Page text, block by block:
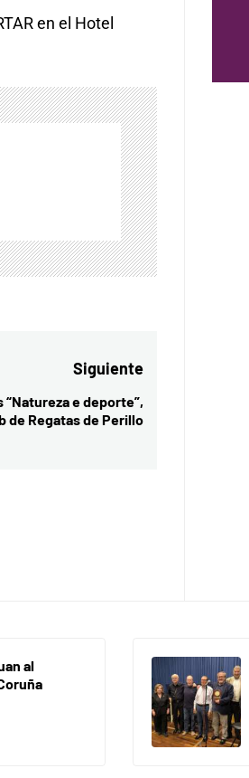
en el Hotel
Siguiente
Entrada
siguiente:
e deporte”,
de Regatas de Perillo
al